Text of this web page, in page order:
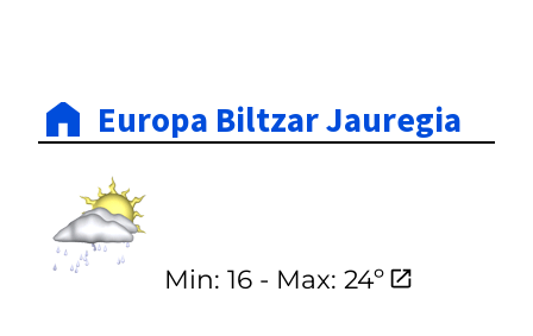
Europa Biltzar Jauregia
Min: 16 - Max: 24º